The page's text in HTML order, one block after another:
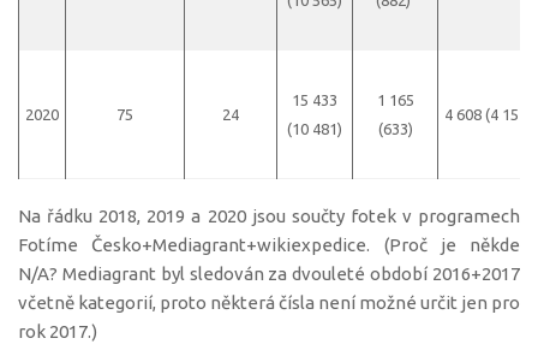
2020 75 24
15 433
(10 481)
1 165
(633)
4 608 (4 157)
Na řádku 2018, 2019 a 2020 jsou součty fotek v programech
Fotíme Česko+Mediagrant+wikiexpedice. (Proč je někde
N/A? Mediagrant byl sledován za dvouleté období 2016+2017
včetně kategorií, proto některá čísla není možné určit jen pro
rok 2017.)